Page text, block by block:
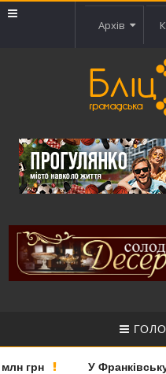
Архів
грн У